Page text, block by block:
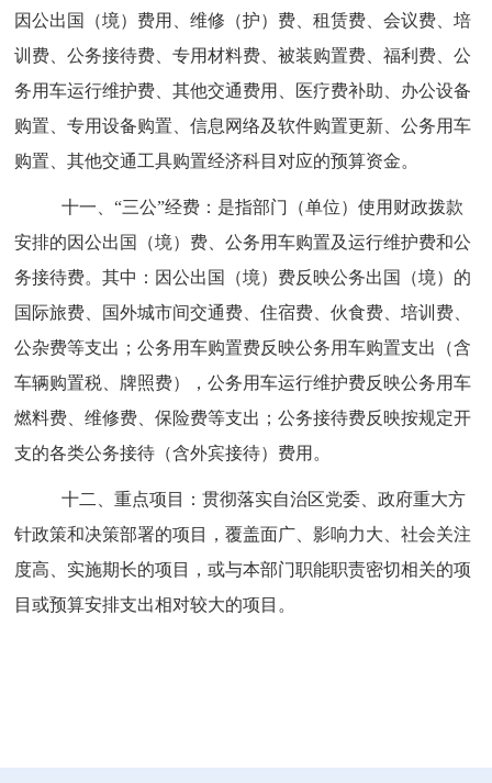
因公出国（境）费用、维修（护）费、租赁费、会议费、培
训费、公务接待费、专用材料费、被装购置费、福利费、公
务用车运行维护费、其他交通费用、医疗费补助、办公设备
购置、专用设备购置、信息网络及软件购置更新、公务用车
购置、其他交通工具购置经济科目对应的预算资金。
十一、“三公”经费：是指部门（单位）使用财政拨款
安排的因公出国（境）费、公务用车购置及运行维护费和公
务接待费。其中：因公出国（境）费反映公务出国（境）的
国际旅费、国外城市间交通费、住宿费、伙食费、培训费、
公杂费等支出；公务用车购置费反映公务用车购置支出（含
车辆购置税、牌照费），公务用车运行维护费反映公务用车
燃料费、维修费、保险费等支出；公务接待费反映按规定开
支的各类公务接待（含外宾接待）费用。
十二、重点项目：贯彻落实自治区党委、政府重大方
针政策和决策部署的项目，覆盖面广、影响力大、社会关注
度高、实施期长的项目，或与本部门职能职责密切相关的项
目或预算安排支出相对较大的项目。